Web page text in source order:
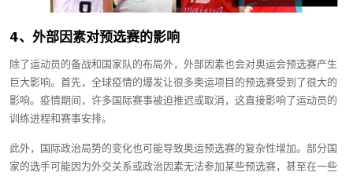
4、外部因素对预选赛的影响
除了运动员的备战和国家队的布局外，外部因素也会对奥运会预选赛产生
巨大影响。首先，全球疫情的爆发让很多奥运项目的预选赛受到了很大的
影响。疫情期间，许多国际赛事被迫推迟或取消，这直接影响了运动员的
训练进程和赛事安排。
此外，国际政治局势的变化也可能导致奥运预选赛的复杂性增加。部分国
家的选手可能因为外交关系或政治因素无法参加某些预选赛，甚至在一些